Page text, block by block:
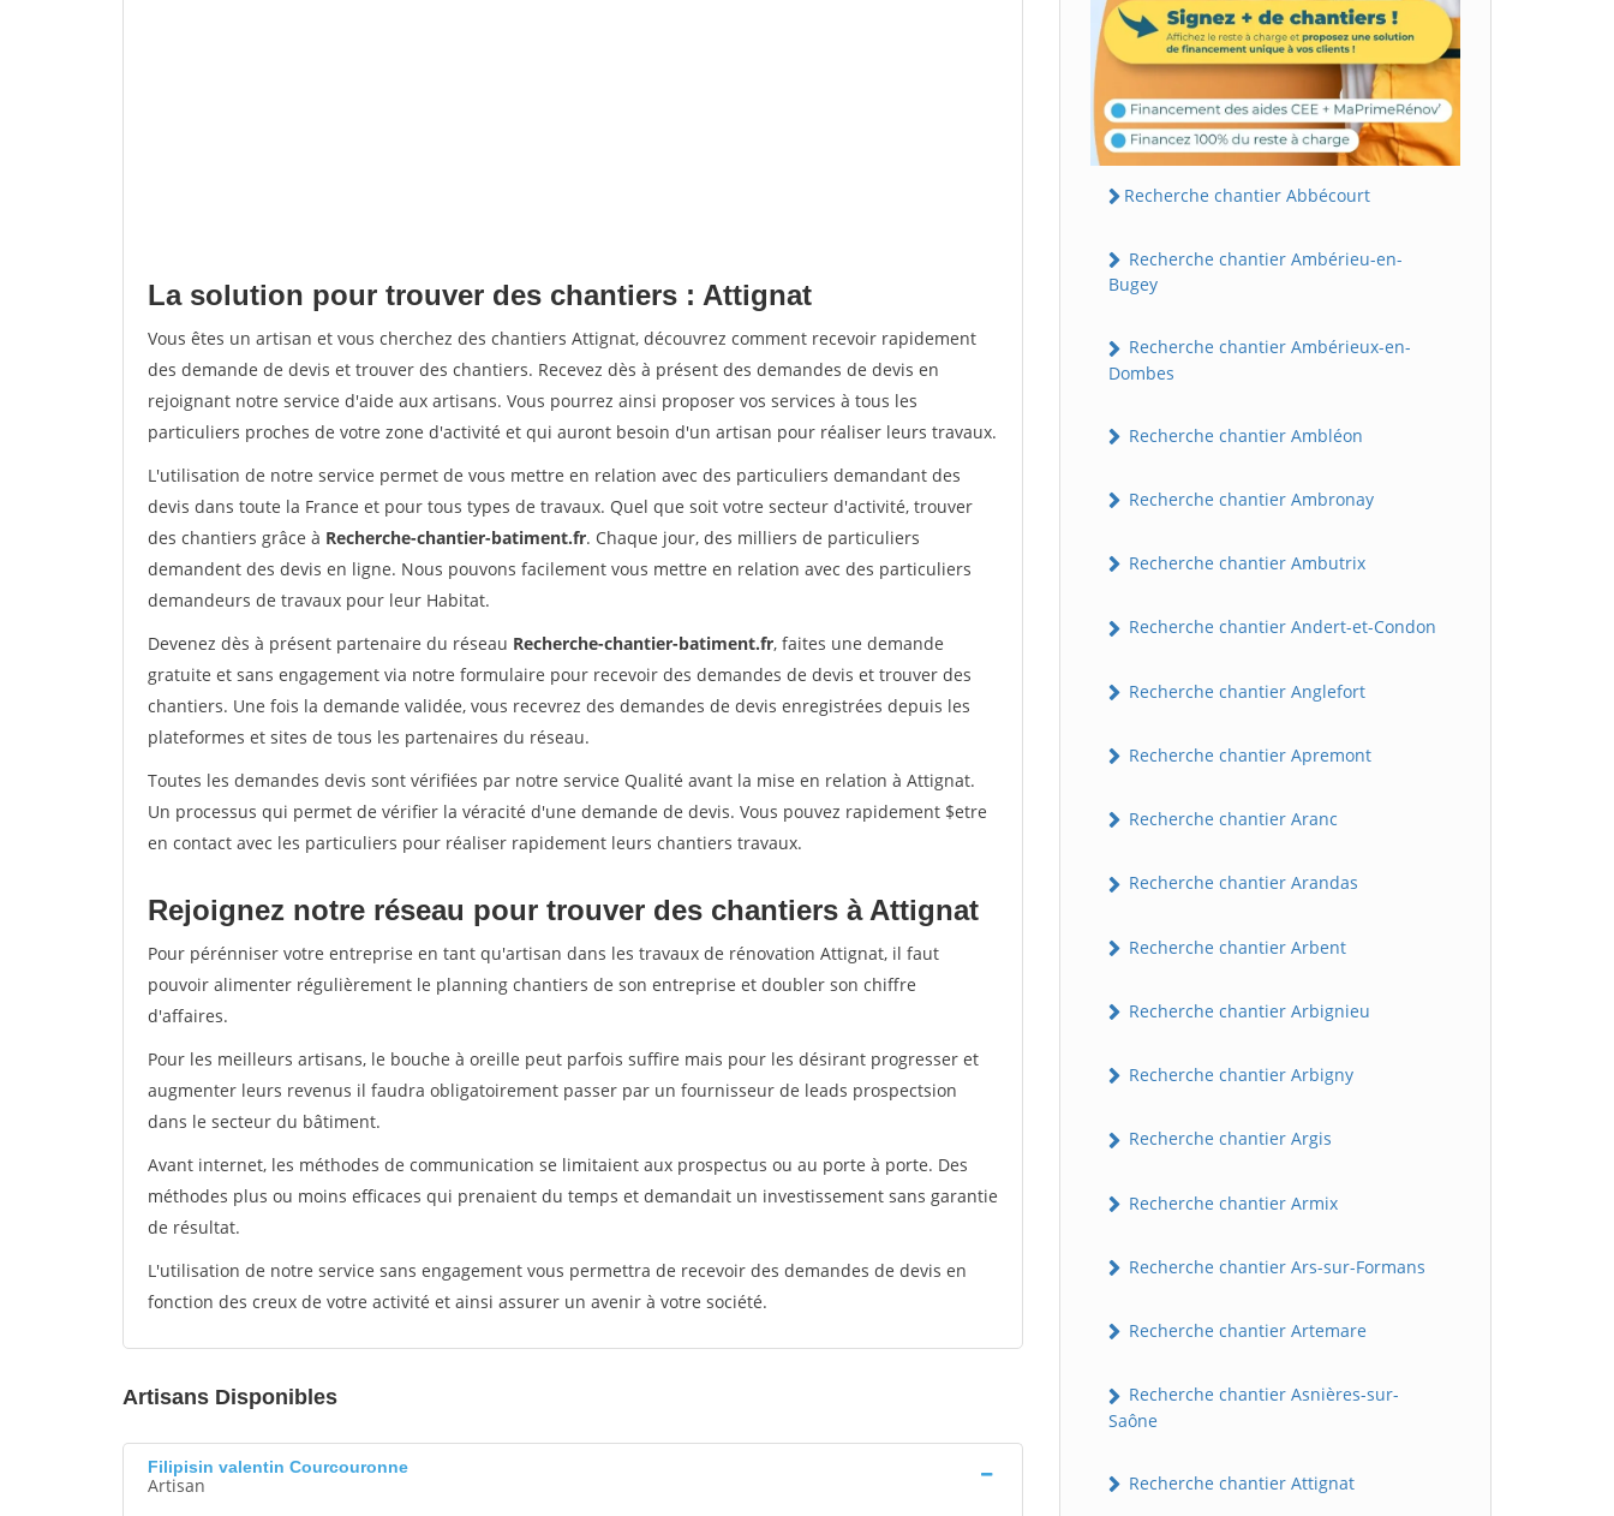
La solution pour trouver des chantiers : Attignat
Vous êtes un artisan et vous cherchez des chantiers Attignat, découvrez comment recevoir rapidement
des demande de devis et trouver des chantiers. Recevez dès à présent des demandes de devis en
rejoignant notre service d'aide aux artisans. Vous pourrez ainsi proposer vos services à tous les
particuliers proches de votre zone d'activité et qui auront besoin d'un artisan pour réaliser leurs travaux.
L'utilisation de notre service permet de vous mettre en relation avec des particuliers demandant des
devis dans toute la France et pour tous types de travaux. Quel que soit votre secteur d'activité, trouver
des chantiers grâce à Recherche-chantier-batiment.fr. Chaque jour, des milliers de particuliers
demandent des devis en ligne. Nous pouvons facilement vous mettre en relation avec des particuliers
demandeurs de travaux pour leur Habitat.
Devenez dès à présent partenaire du réseau Recherche-chantier-batiment.fr, faites une demande
gratuite et sans engagement via notre formulaire pour recevoir des demandes de devis et trouver des
chantiers. Une fois la demande validée, vous recevrez des demandes de devis enregistrées depuis les
plateformes et sites de tous les partenaires du réseau.
Toutes les demandes devis sont vérifiées par notre service Qualité avant la mise en relation à Attignat.
Un processus qui permet de vérifier la véracité d'une demande de devis. Vous pouvez rapidement $etre
en contact avec les particuliers pour réaliser rapidement leurs chantiers travaux.
Rejoignez notre réseau pour trouver des chantiers à Attignat
Pour pérénniser votre entreprise en tant qu'artisan dans les travaux de rénovation Attignat, il faut
pouvoir alimenter régulièrement le planning chantiers de son entreprise et doubler son chiffre
d'affaires.
Pour les meilleurs artisans, le bouche à oreille peut parfois suffire mais pour les désirant progresser et
augmenter leurs revenus il faudra obligatoirement passer par un fournisseur de leads prospectsion
dans le secteur du bâtiment.
Avant internet, les méthodes de communication se limitaient aux prospectus ou au porte à porte. Des
méthodes plus ou moins efficaces qui prenaient du temps et demandait un investissement sans garantie
de résultat.
L'utilisation de notre service sans engagement vous permettra de recevoir des demandes de devis en
fonction des creux de votre activité et ainsi assurer un avenir à votre société.
Artisans Disponibles
Filipisin valentin Courcouronne
Artisan
Recherche chantier Abbécourt
Recherche chantier Ambérieu-en-
Bugey
Recherche chantier Ambérieux-en-
Dombes
Recherche chantier Ambléon
Recherche chantier Ambronay
Recherche chantier Ambutrix
Recherche chantier Andert-et-Condon
Recherche chantier Anglefort
Recherche chantier Apremont
Recherche chantier Aranc
Recherche chantier Arandas
Recherche chantier Arbent
Recherche chantier Arbignieu
Recherche chantier Arbigny
Recherche chantier Argis
Recherche chantier Armix
Recherche chantier Ars-sur-Formans
Recherche chantier Artemare
Recherche chantier Asnières-sur-
Saône
Recherche chantier Attignat